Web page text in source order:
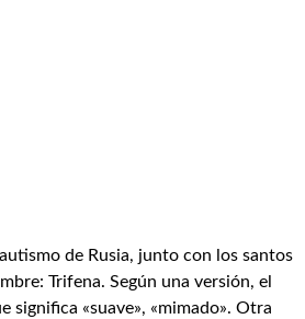
de Rusia, junto con los santos
Trifena. Según una versión, el
significa «suave», «mimado». Otra